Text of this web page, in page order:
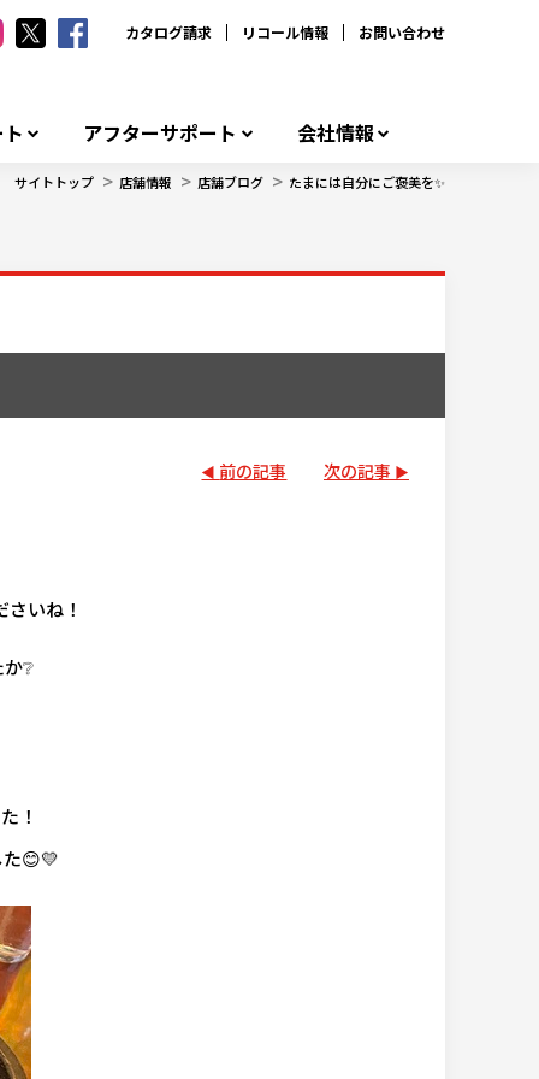
カタログ請求 リコール情報 お問い合わせ
アフターサポート 会社情報
サイトトップ > 店舗情報 > 店舗ブログ > たまには自分にご褒美を✨
前の記事 次の記事
いね！
❔
！
😊💛